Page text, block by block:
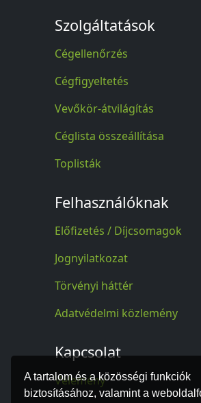
A tartalom és a közösségi funkciók
biztosításához, valamint a
Szolgáltatások
Cégellenőrzés
Cégfigyeltetés
Vevőkör-átvilágítás
Céglista összeállítása
Toplisták
Felhasználóknak
Előfizetés / Díjcsomagok
Jognyilatkozat
Törvényi háttér
Adatvédelmi közlemény
Kapcsolat
Vélemény